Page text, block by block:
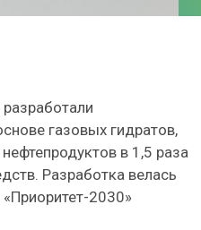
газовых гидратов,
в 1,5 раза
Разработка велась
2030»